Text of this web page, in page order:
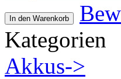
In den Warenkorb
Kategorien
Akkus->